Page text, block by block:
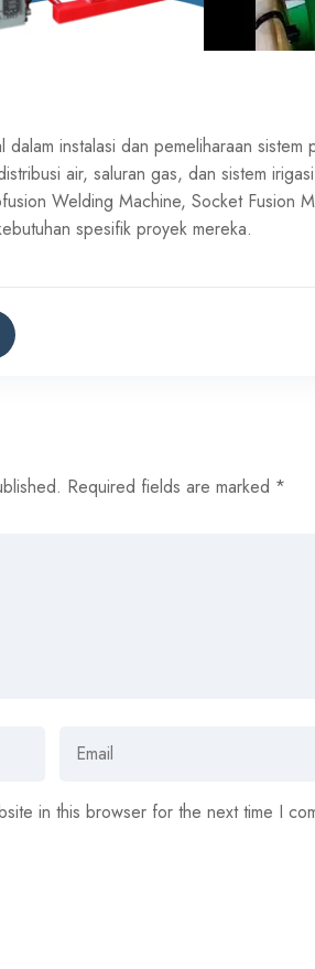
instalasi dan pemeliharaan
air, saluran gas, dan sistem
Welding Machine, Socket Fusion
spesifik proyek mereka.
Required fields are marked *
in this browser for the next time I